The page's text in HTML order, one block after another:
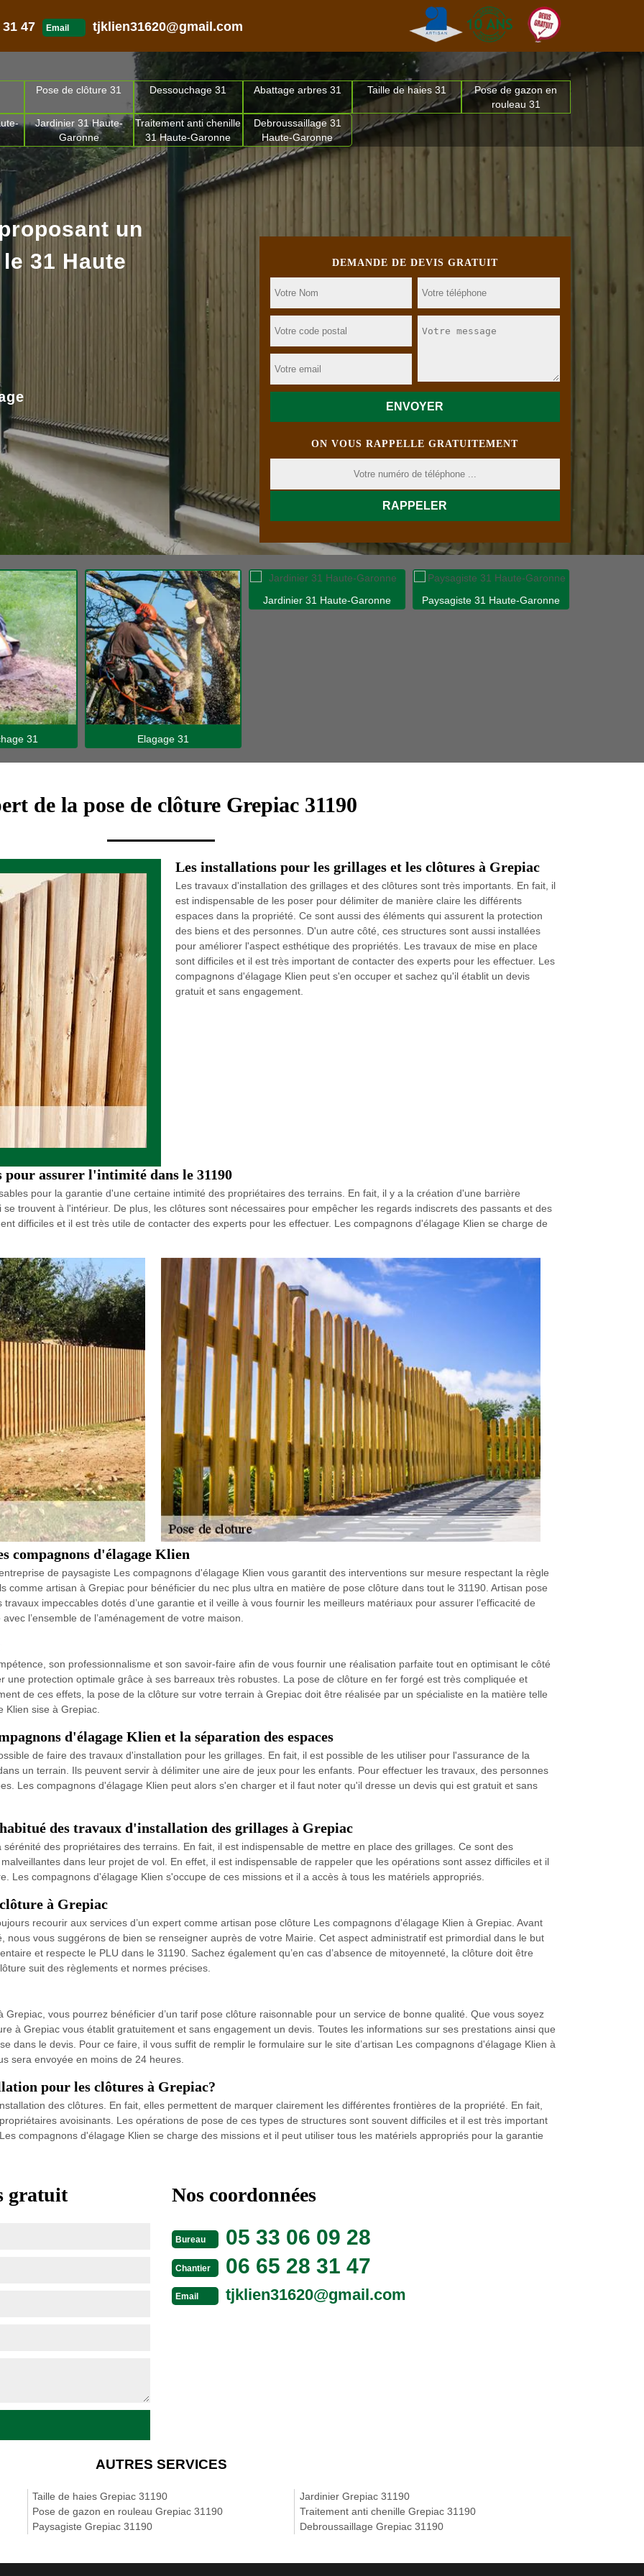
47 Email tjklien31620@gmail.com
Pose de clôture 31 Dessouchage 31 Abattage arbres 31 Taille de haies 31
Pose de gazon en
rouleau 31
Jardinier 31 Haute-
Garonne
Traitement anti chenille
31 Haute-Garonne
Debroussaillage 31
Haute-Garonne
DEMANDE DE DEVIS GRATUIT
ON VOUS RAPPELLE GRATUITEMENT
un
31 Haute
31 Elagage 31
Jardinier 31 Haute-Garonne Paysagiste 31 Haute-Garonne
de la pose de clôture Grepiac 31190
Les installations pour les grillages et les clôtures à Grepiac
Les travaux d'installation des grillages et des clôtures sont très importants. En fait, il
est indispensable de les poser pour délimiter de manière claire les différents
espaces dans la propriété. Ce sont aussi des éléments qui assurent la protection
des biens et des personnes. D'un autre côté, ces structures sont aussi installées
pour améliorer l'aspect esthétique des propriétés. Les travaux de mise en place
sont difficiles et il est très important de contacter des experts pour les effectuer. Les
compagnons d'élagage Klien peut s'en occuper et sachez qu'il établit un devis
gratuit et sans engagement.
assurer l'intimité dans le 31190
pour la garantie d'une certaine intimité des propriétaires des terrains. En fait, il y a la création d'une barrière
trouvent à l'intérieur. De plus, les clôtures sont nécessaires pour empêcher les regards indiscrets des passants et des
difficiles et il est très utile de contacter des experts pour les effectuer. Les compagnons d'élagage Klien se charge de
compagnons d'élagage Klien
de paysagiste Les compagnons d'élagage Klien vous garantit des interventions sur mesure respectant la règle
comme artisan à Grepiac pour bénéficier du nec plus ultra en matière de pose clôture dans tout le 31190. Artisan pose
impeccables dotés d’une garantie et il veille à vous fournir les meilleurs matériaux pour assurer l’efficacité de
l’ensemble de l’aménagement de votre maison.
son professionnalisme et son savoir-faire afin de vous fournir une réalisation parfaite tout en optimisant le côté
protection optimale grâce à ses barreaux très robustes. La pose de clôture en fer forgé est très compliquée et
de ces effets, la pose de la clôture sur votre terrain à Grepiac doit être réalisée par un spécialiste en la matière telle
Klien sise à Grepiac.
d'élagage Klien et la séparation des espaces
de faire des travaux d'installation pour les grillages. En fait, il est possible de les utiliser pour l'assurance de la
un terrain. Ils peuvent servir à délimiter une aire de jeux pour les enfants. Pour effectuer les travaux, des personnes
Les compagnons d'élagage Klien peut alors s'en charger et il faut noter qu'il dresse un devis qui est gratuit et sans
des travaux d'installation des grillages à Grepiac
des propriétaires des terrains. En fait, il est indispensable de mettre en place des grillages. Ce sont des
dans leur projet de vol. En effet, il est indispensable de rappeler que les opérations sont assez difficiles et il
Les compagnons d'élagage Klien s'occupe de ces missions et il a accès à tous les matériels appropriés.
à Grepiac
recourir aux services d’un expert comme artisan pose clôture Les compagnons d'élagage Klien à Grepiac. Avant
nous vous suggérons de bien se renseigner auprès de votre Mairie. Cet aspect administratif est primordial dans le but
et respecte le PLU dans le 31190. Sachez également qu’en cas d’absence de mitoyenneté, la clôture doit être
suit des règlements et normes précises.
Grepiac, vous pourrez bénéficier d’un tarif pose clôture raisonnable pour un service de bonne qualité. Que vous soyez
à Grepiac vous établit gratuitement et sans engagement un devis. Toutes les informations sur ses prestations ainsi que
dans le devis. Pour ce faire, il vous suffit de remplir le formulaire sur le site d’artisan Les compagnons d'élagage Klien à
sera envoyée en moins de 24 heures.
pour les clôtures à Grepiac?
des clôtures. En fait, elles permettent de marquer clairement les différentes frontières de la propriété. En fait,
avoisinants. Les opérations de pose de ces types de structures sont souvent difficiles et il est très important
compagnons d'élagage Klien se charge des missions et il peut utiliser tous les matériels appropriés pour la garantie
gratuit Nos coordonnées
Bureau 05 33 06 09 28
Chantier 06 65 28 31 47
Email tjklien31620@gmail.com
AUTRES SERVICES
Taille de haies Grepiac 31190
Pose de gazon en rouleau Grepiac 31190
Paysagiste Grepiac 31190
Jardinier Grepiac 31190
Traitement anti chenille Grepiac 31190
Debroussaillage Grepiac 31190